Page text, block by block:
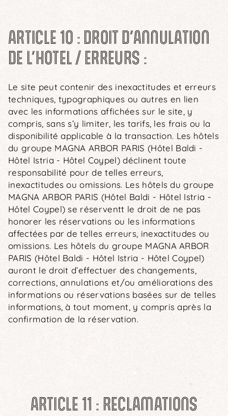
ARTICLE 10 : DROIT D’ANNULATION
DE L’HOTEL / ERREURS :
Le site peut contenir des inexactitudes et erreurs
techniques, typographiques ou autres en lien
avec les informations affichées sur le site, y
compris, sans s’y limiter, les tarifs, les frais ou la
disponibilité applicable à la transaction. Les hôtels
du groupe MAGNA ARBOR PARIS (Hôtel Baldi -
Hôtel Istria - Hôtel Coypel) déclinent toute
responsabilité pour de telles erreurs,
inexactitudes ou omissions. Les hôtels du groupe
MAGNA ARBOR PARIS (Hôtel Baldi - Hôtel Istria -
Hôtel Coypel) se réserventt le droit de ne pas
honorer les réservations ou les informations
affectées par de telles erreurs, inexactitudes ou
omissions. Les hôtels du groupe MAGNA ARBOR
PARIS (Hôtel Baldi - Hôtel Istria - Hôtel Coypel)
auront le droit d’effectuer des changements,
corrections, annulations et/ou améliorations des
informations ou réservations basées sur de telles
informations, à tout moment, y compris après la
confirmation de la réservation.
ARTICLE 11 : RECLAMATIONS